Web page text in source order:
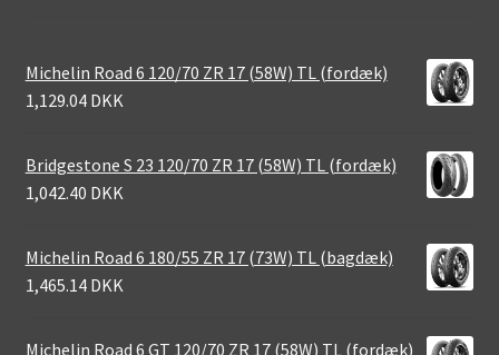
Michelin Road 6 120/70 ZR 17 (58W) TL (fordæk)
1,129.04 DKK
Bridgestone S 23 120/70 ZR 17 (58W) TL (fordæk)
1,042.40 DKK
Michelin Road 6 180/55 ZR 17 (73W) TL (bagdæk)
1,465.14 DKK
Michelin Road 6 GT 120/70 ZR 17 (58W) TL (fordæk)